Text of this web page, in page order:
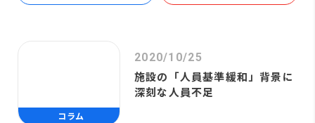
コラム
2020/10/25
施設の「人員基準緩和」背景に
深刻な人員不足